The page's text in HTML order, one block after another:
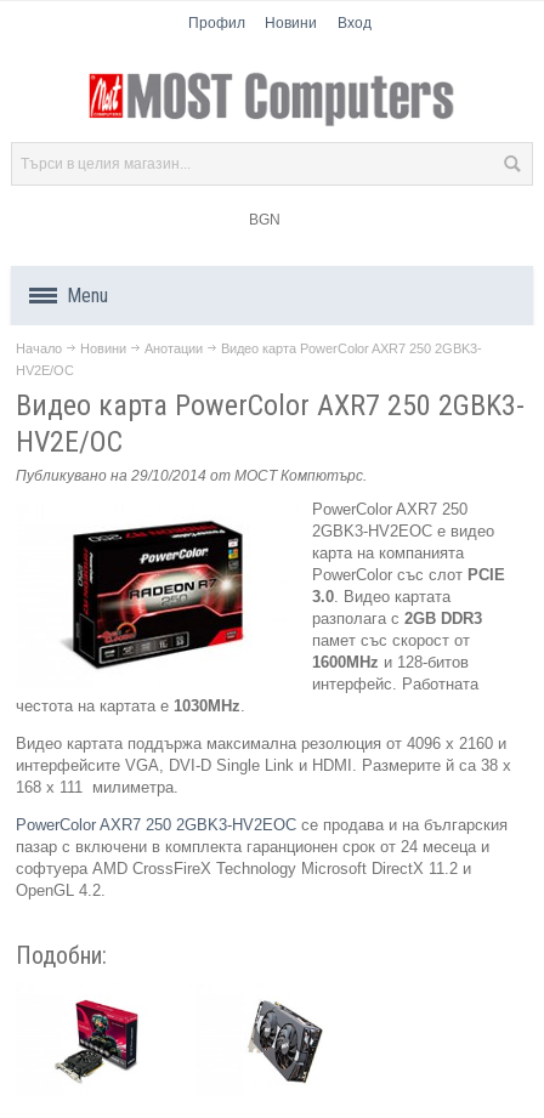
Профил Новини Вход
BGN
Menu
Продукти
Компоненти
Лаптопи
Таблети
Компютри
Сървъри
Принтери
Консумативи
Аксесоари
Смартфони
Начало Новини Анотации
Видео карта PowerColor AXR7 250 2GBK3-
HV2E/OC
Видео карта PowerColor AXR7 250 2GBK3-
HV2E/OC
Публикувано на 29/10/2014 от МОСТ Компютърс
PowerColor AXR7 250
2GBK3-HV2EOC е видео
карта на компанията
PowerColor със слот PCIE
3.0 . Видео картата
разполага с2GB DDR3
памет със скорост от
1600MHz и 128-битов
интерфейс. Работната
честота на картата е 1030MHz
Видео картата поддържа максимална резолюция от 4096 x 2160 и
интерфейсите VGA, DVI-D Single Link и HDMI. Размерите й са 38 х
168 х 111 милиметра.
PowerColor AXR7 250 2GBK3-HV2EOC се продава и на българския
пазар с включени в комплекта гаранционен срок от 24 месеца и
софтуера AMD CrossFireX Technology Microsoft DirectX 11.2 и
OpenGL 4.2.
Подобни: